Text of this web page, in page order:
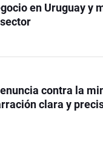
en Uruguay y
contra la
clara y